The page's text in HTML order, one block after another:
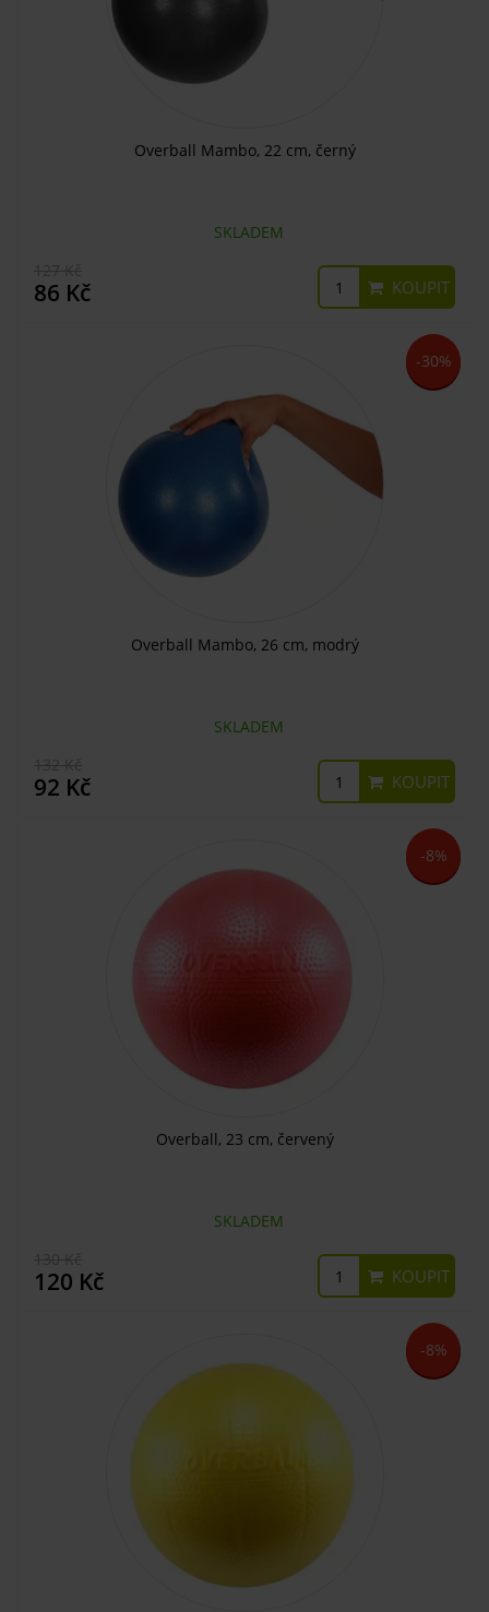
Overball Mambo, 22 cm, černý
SKLADEM
86 Kč KOUPIT
-30%
Overball Mambo, 26 cm, modrý
SKLADEM
92 Kč KOUPIT
-8%
Overball, 23 cm, červený
SKLADEM
120 Kč KOUPIT
-8%